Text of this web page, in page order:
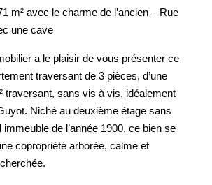
m² avec le charme de l’ancien – Rue
une cave
a le plaisir de vous présenter ce
traversant de 3 pièces, d’une
traversant, sans vis à vis, idéalement
Niché au deuxième étage sans
immeuble de l’année 1900, ce bien se
copropriété arborée, calme et